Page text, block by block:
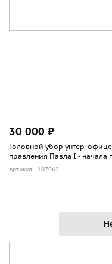
30 000 ₽
Головной убор унтер-
правления Павла I - начала
Артикул: 107062